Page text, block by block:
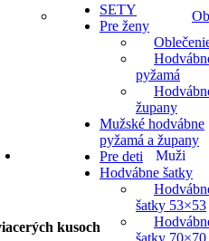
Muži
SETY
Pre ženy
pyžamá
župany
Mužské hodvábne
pyžamá a župany
Pre deti
Hodvábne šatky
šatky 53×53
šatky 70×70
kusoch